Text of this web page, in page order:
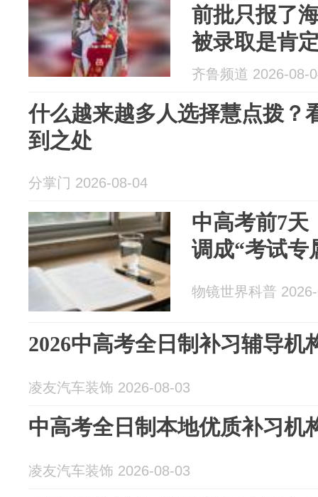
前批只报了
被录取是肯
齐鲁频道 2026-08-
什么越来越多人选择慧点拨？
到之处
分掌门 2026-08-04
中高考前7天
调成“考试专
物镜世界科普
2026中高考全日制补习辅导机
凌友汽车装饰 2026-08-03
中高考全日制本地优质补习机
凌友汽车装饰 2026-08-03